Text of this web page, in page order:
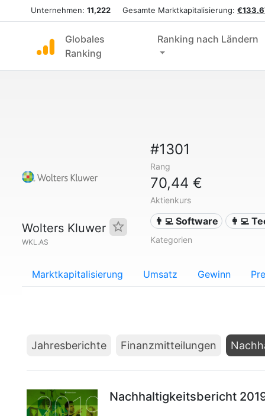
Unternehmen: 11,222 Gesamte Marktkapitalisierung:
Globales
Ranking
Ranking nach Ländern
Wolters Kluwer
WKL.AS
#1301
Rang
70,44 €
Aktienkurs
👨‍💻 Software 👩‍💻
Kategorien
Marktkapitalisierung Umsatz Gewinn
Jahresberichte Finanzmitteilungen
Nachhaltigkeitsbericht